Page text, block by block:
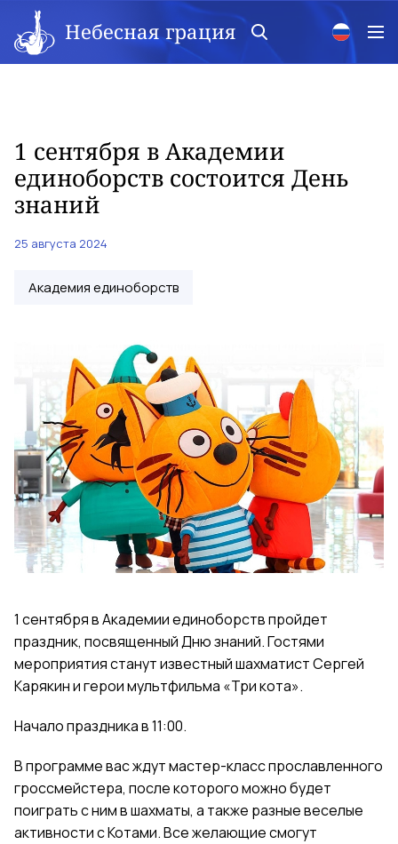
Небесная грация
1 сентября в Академии
единоборств состоится День
знаний
25 августа 2024
Академия единоборств
1 сентября в Академии единоборств пройдет
праздник, посвященный Дню знаний. Гостями
мероприятия станут известный шахматист Сергей
Карякин и герои мультфильма «Три кота».
Начало праздника в 11:00.
В программе вас ждут мастер-класс прославленного
гроссмейстера, после которого можно будет
поиграть с ним в шахматы, а также разные веселые
активности с Котами. Все желающие смогут